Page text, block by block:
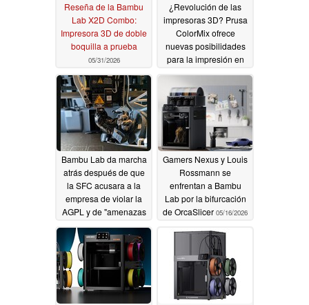
Reseña de la Bambu
Lab X2D Combo:
Impresora 3D de doble
boquilla a prueba
05/31/2026
¿Revolución de las
impresoras 3D? Prusa
ColorMix ofrece
nuevas posibilidades
para la impresión en
color05/31/2026
Bambu Lab da marcha
atrás después de que
la SFC acusara a la
empresa de violar la
AGPL y de "amenazas
legales"05/23/2026
Gamers Nexus y Louis
Rossmann se
enfrentan a Bambu
Lab por la bifurcación
de OrcaSlicer 05/16/2026